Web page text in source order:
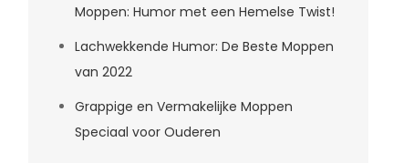
Moppen: Humor met een Hemelse Twist!
Lachwekkende Humor: De Beste Moppen
van 2022
Grappige en Vermakelijke Moppen
Speciaal voor Ouderen